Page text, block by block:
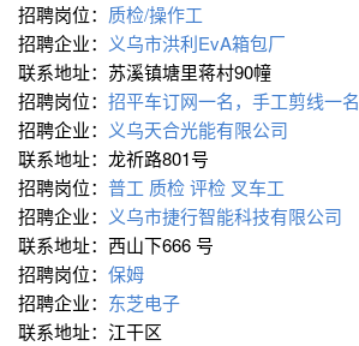
招聘岗位： 质检/操作工
招聘企业： 义乌市洪利EvA箱包厂
联系地址：苏溪镇塘里蒋村90幢
招聘岗位： 招平车订网一名，手工剪线一名
招聘企业： 义乌天合光能有限公司
联系地址：龙祈路801号
招聘岗位： 普工 质检 评检 叉车工
招聘企业： 义乌市捷行智能科技有限公司
联系地址：西山下666 号
招聘岗位： 保姆
招聘企业： 东芝电子
联系地址：江干区